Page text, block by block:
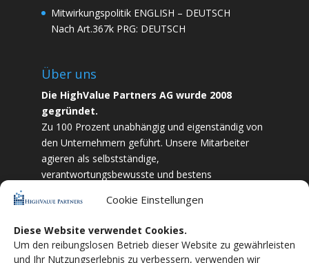
Cookie Einstellungen
Diese Website verwendet Cookies.
Um den reibungslosen Betrieb dieser Website zu gewährleisten
und Ihr Nutzungserlebnis zu verbessern, verwenden wir
Mitwirkungspolitik ENGLISH – DEUTSCH
Nach Art.367k PRG: DEUTSCH
Über uns
Die HighValue Partners AG wurde 2008
gegründet.
Zu 100 Prozent unabhängig und eigenständig von
den Unternehmern geführt. Unsere Mitarbeiter
agieren als selbstständige,
verantwortungsbewusste und bestens
und Zielstrebigkeit sind wir bestrebt das
HighValue Partners ist Mitglied vom:VuVL –